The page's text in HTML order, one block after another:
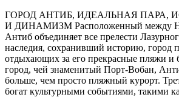
ГОРОД АНТИБ, ИДЕАЛЬНАЯ ПАРА,
И ДИНАМИЗМ Расположенный между
Антиб объединяет все прелести
наследия, сохранивший историю, город
отдыхающих за его прекрасные пляжи и
город, чей знаменитый Порт-Вобан,
больше, чем просто пляжный курорт.
богат культурными событиями, такими